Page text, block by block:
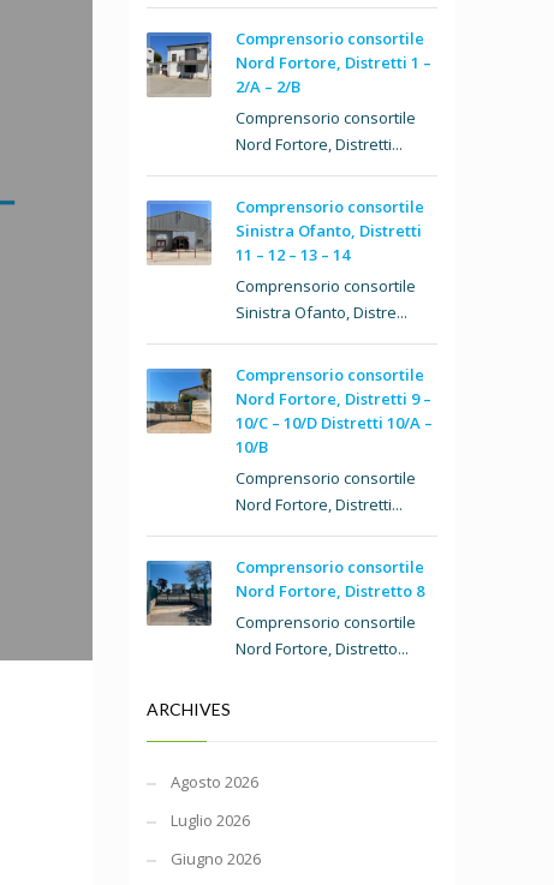
Comprensorio consortile
Nord Fortore, Distretti 1 –
2/A – 2/B
Comprensorio consortile
Nord Fortore, Distretti...
Comprensorio consortile
Sinistra Ofanto, Distretti
11 – 12 – 13 – 14
Comprensorio consortile
Sinistra Ofanto, Distre...
Comprensorio consortile
Nord Fortore, Distretti 9 –
10/C – 10/D Distretti 10/A –
10/B
Comprensorio consortile
Nord Fortore, Distretti...
Comprensorio consortile
Nord Fortore, Distretto 8
Comprensorio consortile
Nord Fortore, Distretto...
ARCHIVES
Agosto 2026
Luglio 2026
Giugno 2026